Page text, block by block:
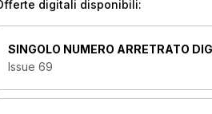
digitali disponibili:
SINGOLO NUMERO ARRETRATO
Issue 69